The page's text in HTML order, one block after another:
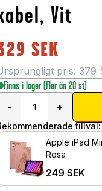
Vit
SEK
pris: 379
Finns i lager (Fler än 20 st)
-
+
tillval:
Apple iPad
Rosa
249 SEK